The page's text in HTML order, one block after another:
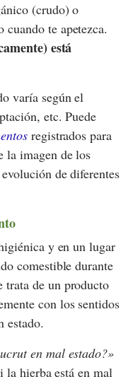
(crudo) o
te apetezca.
está
varía según el
etc. Puede
registrados para
la imagen de los
de diferentes
y en un lugar
comestible durante
trata de un producto
con los sentidos
estado.
en mal estado?
la hierba está en mal